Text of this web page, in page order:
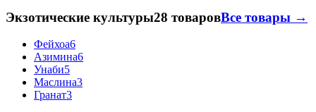
Экзотические культуры28 товаровВсе товары →
Фейхоа6
Азимина6
Унаби5
Маслина3
Гранат3